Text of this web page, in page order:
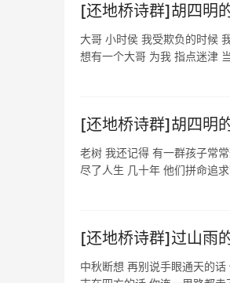
[还地桥诗群]胡四明
大哥 小时侯 我受欺负的时候
想有一个大哥 为我 指点迷津
[还地桥诗群]胡四明
老树 我还记得 有一群孩子常
尽了人生 几十年 他们拼命追
[还地桥诗群]过山雨
中秋断想 再别说手眼通天的